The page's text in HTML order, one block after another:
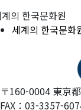
의 한국문화원
세계의 한국문화
〒160-0004 東京
FAX：03-3357-